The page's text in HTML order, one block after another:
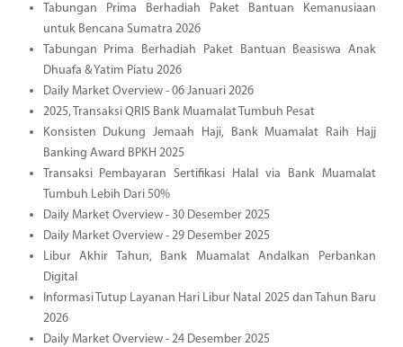
Tabungan Prima Berhadiah Paket Bantuan Kemanusiaan
untuk Bencana Sumatra 2026
Tabungan Prima Berhadiah Paket Bantuan Beasiswa Anak
Dhuafa & Yatim Piatu 2026
Daily Market Overview - 06 Januari 2026
2025, Transaksi QRIS Bank Muamalat Tumbuh Pesat
Konsisten Dukung Jemaah Haji, Bank Muamalat Raih Hajj
Banking Award BPKH 2025
Transaksi Pembayaran Sertifikasi Halal via Bank Muamalat
Tumbuh Lebih Dari 50%
Daily Market Overview - 30 Desember 2025
Daily Market Overview - 29 Desember 2025
Libur Akhir Tahun, Bank Muamalat Andalkan Perbankan
Digital
Informasi Tutup Layanan Hari Libur Natal 2025 dan Tahun Baru
2026
Daily Market Overview - 24 Desember 2025